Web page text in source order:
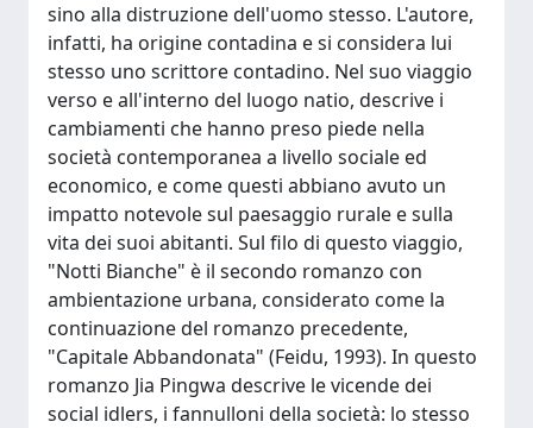
sino alla distruzione dell'uomo stesso. L'autore,
infatti, ha origine contadina e si considera lui
stesso uno scrittore contadino. Nel suo viaggio
verso e all'interno del luogo natio, descrive i
cambiamenti che hanno preso piede nella
società contemporanea a livello sociale ed
economico, e come questi abbiano avuto un
impatto notevole sul paesaggio rurale e sulla
vita dei suoi abitanti. Sul filo di questo viaggio,
"Notti Bianche" è il secondo romanzo con
ambientazione urbana, considerato come la
continuazione del romanzo precedente,
"Capitale Abbandonata" (Feidu, 1993). In questo
romanzo Jia Pingwa descrive le vicende dei
social idlers, i fannulloni della società: lo stesso